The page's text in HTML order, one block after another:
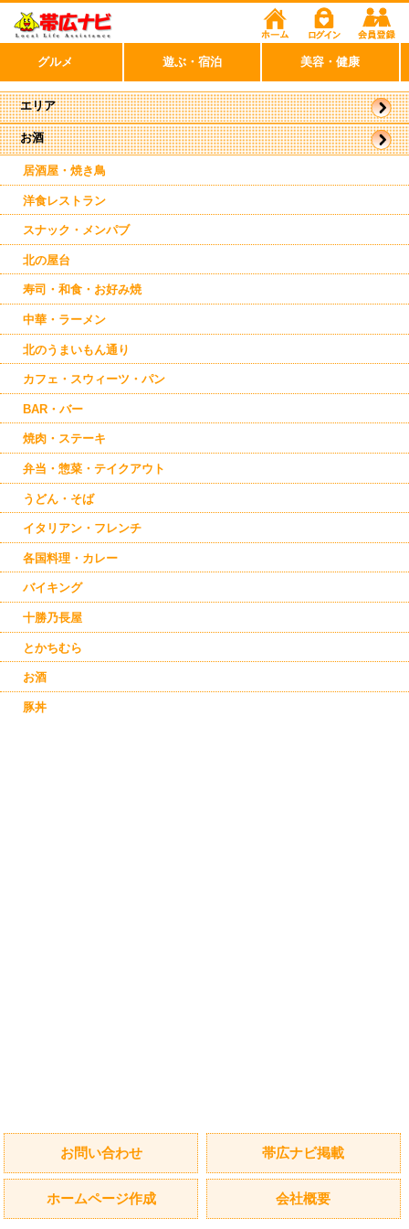
お酒
居酒屋・焼き鳥
洋食レストラン
スナック・メンパブ
北の屋台
寿司・和食・お好み焼
中華・ラーメン
北のうまいもん通り
カフェ・スウィーツ・パン
BAR・バー
焼肉・ステーキ
弁当・惣菜・テイクアウト
うどん・そば
イタリアン・フレンチ
各国料理・カレー
バイキング
十勝乃長屋
とかちむら
お酒
豚丼
エリア
帯広市
駅周辺
グルメ 遊ぶ・宿泊 美容・健康
お問い合わせ 帯広ナビ掲載
ホームページ作成 会社概要